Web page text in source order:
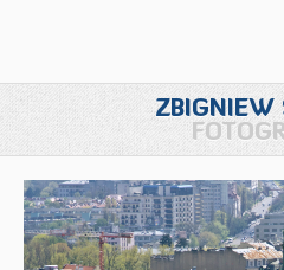
ZBIGNIEW